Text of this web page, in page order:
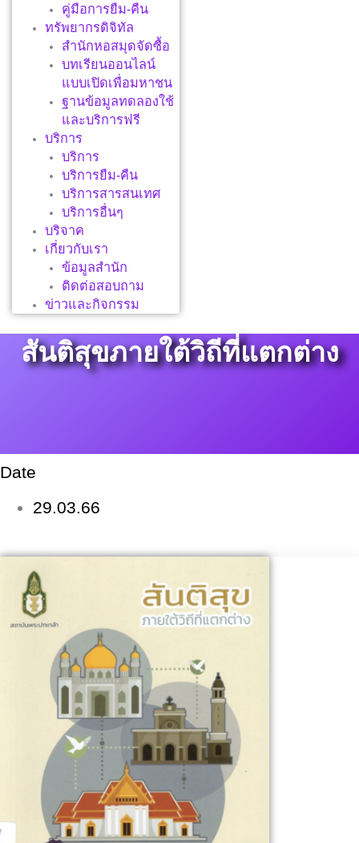
คู่มือการยืม-คืน
ทรัพยากรดิจิทัล
สำนักหอสมุดจัดซื้อ
บทเรียนออนไลน์
แบบเปิดเพื่อมหาชน
ฐานข้อมูลทดลองใช้
และบริการฟรี
บริการ
บริการ
บริการยืม-คืน
บริการสารสนเทศ
บริการอื่นๆ
บริจาค
เกี่ยวกับเรา
ข้อมูลสำนัก
ติดต่อสอบถาม
ข่าวและกิจกรรม
สันติสุขภายใต้วิถีที่แตกต่าง
Date
29.03.66